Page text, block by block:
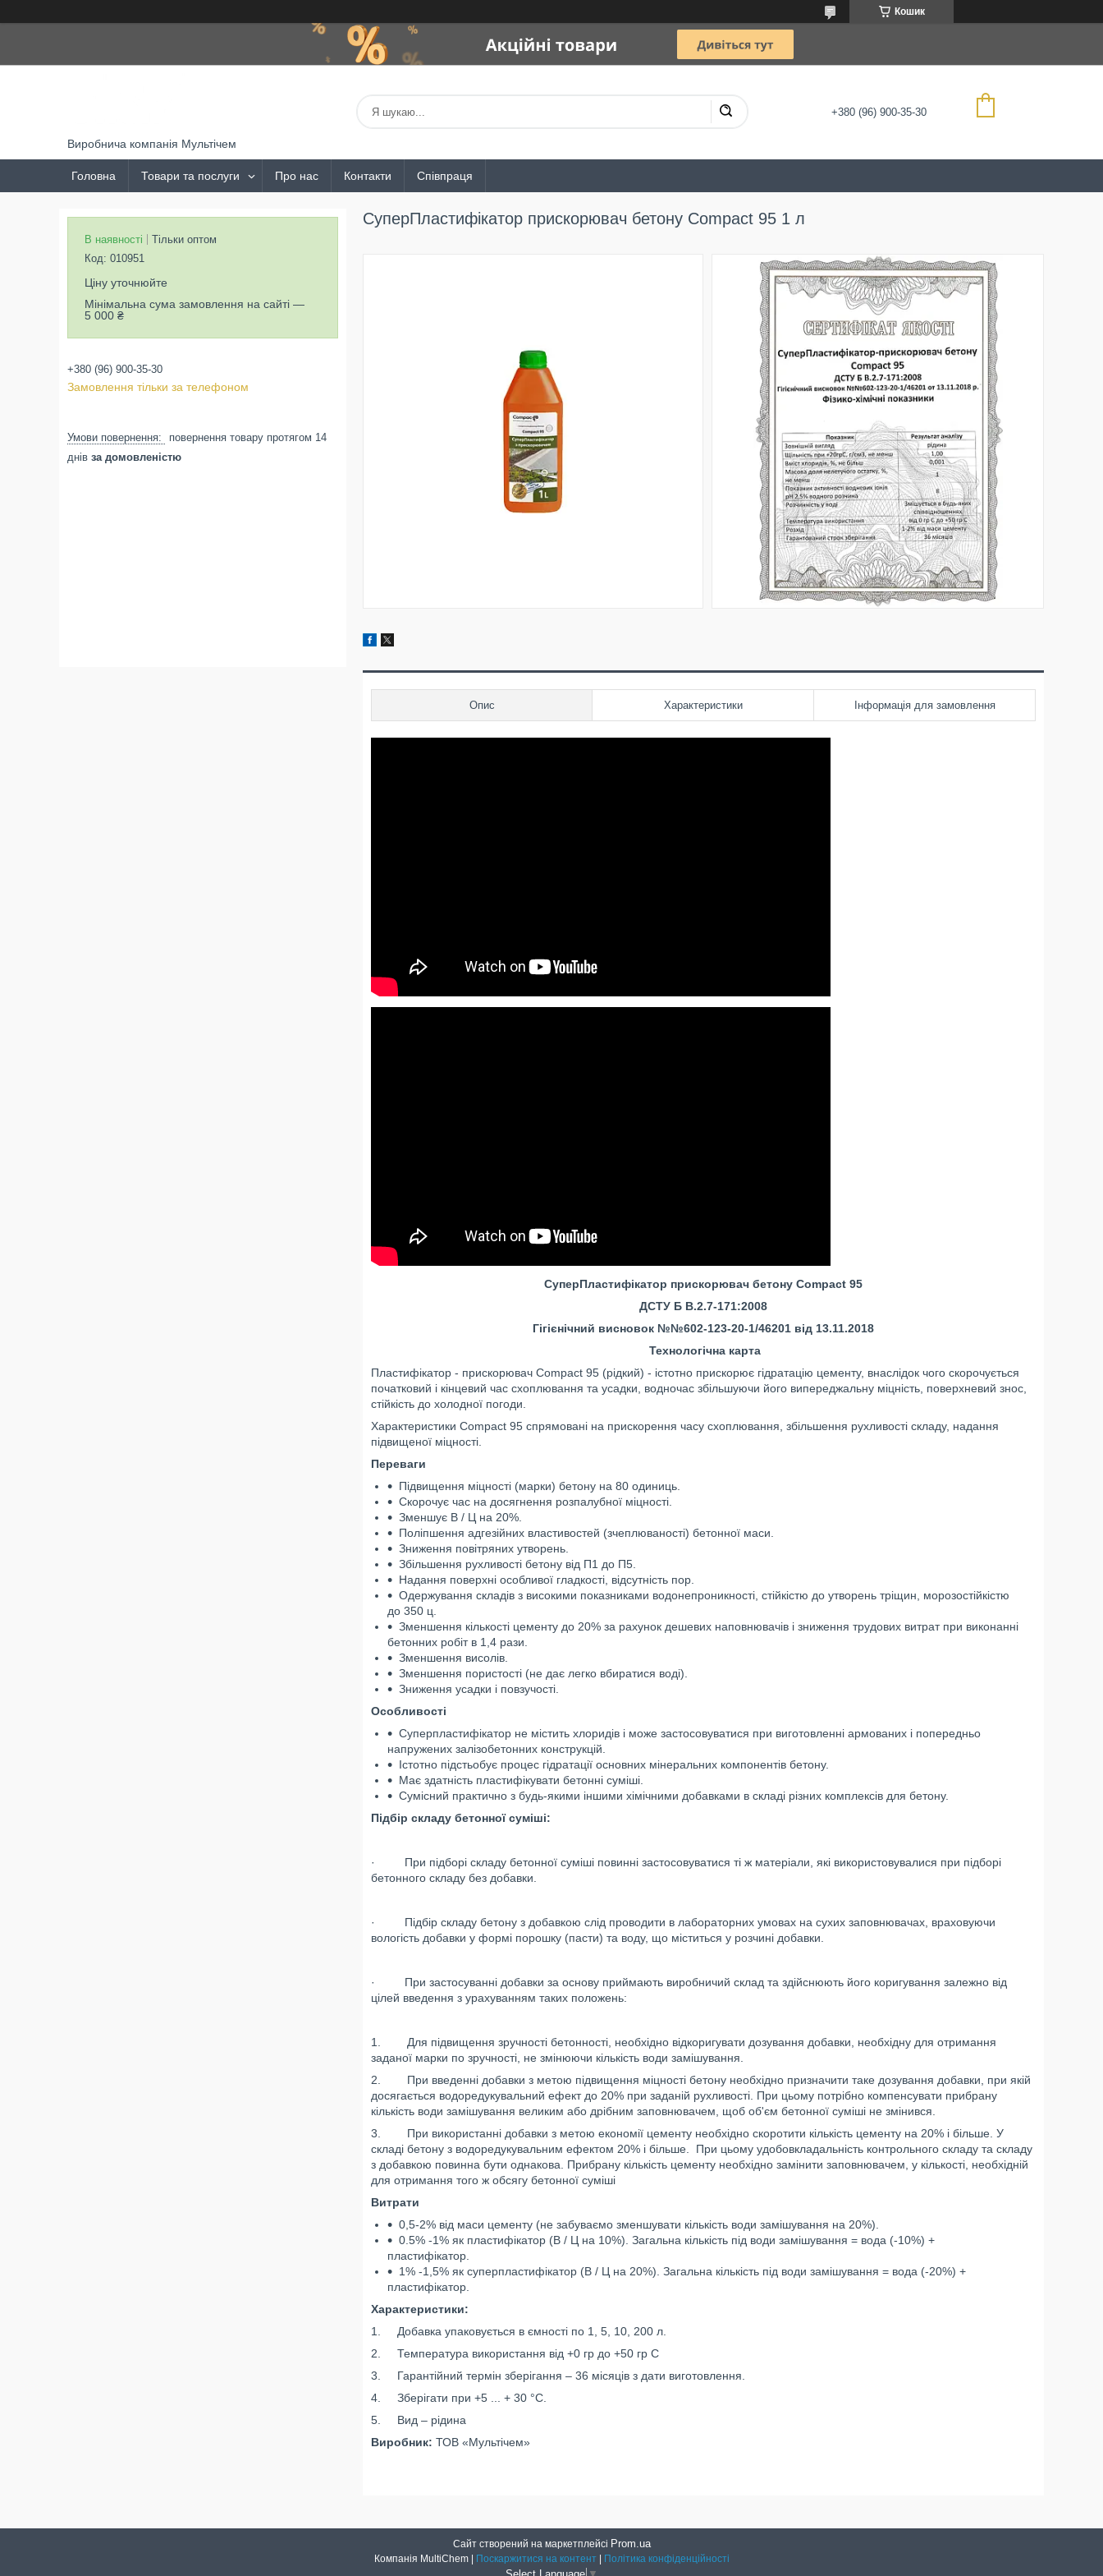
Кошик
Виробнича компанія Мультічем
+380 (96) 900-35-30
Головна Товари та послуги Про нас Контакти Співпраця
СуперПластифікатор прискорювач бетону Compact 95 1 л
Опис Характеристики Інформація для замовлення
СуперПластифікатор прискорювач бетону Compact 95
ДСТУ Б В.2.7-171:2008
Гігієнічний висновок №№602-123-20-1/46201 від 13.11.2018
Технологічна карта
Пластифікатор - прискорювач Compact 95 (рідкий) - істотно прискорює гідратацію цементу, внаслідок чого скорочується
початковий і кінцевий час схоплювання та усадки, водночас збільшуючи його випереджальну міцність, поверхневий знос,
стійкість до холодної погоди.
Характеристики Compact 95 спрямовані на прискорення часу схоплювання, збільшення рухливості складу, надання
підвищеної міцності.
Переваги
Підвищення міцності (марки) бетону на 80 одиниць.
Скорочує час на досягнення розпалубної міцності.
Зменшує В / Ц на 20%.
Поліпшення адгезійних властивостей (зчеплюваності) бетонної маси.
Зниження повітряних утворень.
Збільшення рухливості бетону від П1 до П5.
Надання поверхні особливої гладкості, відсутність пор.
Одержування складів з високими показниками водонепроникності, стійкістю до утворень тріщин, морозостійкістю
до 350 ц.
Зменшення кількості цементу до 20% за рахунок дешевих наповнювачів і зниження трудових витрат при виконанні
бетонних робіт в 1,4 рази.
Зменшення висолів.
Зменшення пористості (не дає легко вбиратися воді).
Зниження усадки і повзучості.
Особливості
Суперпластифікатор не містить хлоридів і може застосовуватися при виготовленні армованих і попередньо
напружених залізобетонних конструкцій.
Істотно підстьобує процес гідратації основних мінеральних компонентів бетону.
Має здатність пластифікувати бетонні суміші.
Сумісний практично з будь-якими іншими хімічними добавками в складі різних комплексів для бетону.
Підбір складу бетонної суміші:
· При підборі складу бетонної суміші повинні застосовуватися ті ж матеріали, які використовувалися при підборі
бетонного складу без добавки.
· Підбір складу бетону з добавкою слід проводити в лабораторних умовах на сухих заповнювачах, враховуючи
вологість добавки у формі порошку (пасти) та воду, що міститься у розчині добавки.
· При застосуванні добавки за основу приймають виробничий склад та здійснюють його коригування залежно від
цілей введення з урахуванням таких положень:
1. Для підвищення зручності бетонності, необхідно відкоригувати дозування добавки, необхідну для отримання
заданої марки по зручності, не змінюючи кількість води замішування.
2. При введенні добавки з метою підвищення міцності бетону необхідно призначити таке дозування добавки, при якій
досягається водоредукувальний ефект до 20% при заданій рухливості. При цьому потрібно компенсувати прибрану
кількість води замішування великим або дрібним заповнювачем, щоб об'єм бетонної суміші не змінився.
3. При використанні добавки з метою економії цементу необхідно скоротити кількість цементу на 20% і більше. У
складі бетону з водоредукувальним ефектом 20% і більше. При цьому удобовкладальність контрольного складу та складу
з добавкою повинна бути однакова. Прибрану кількість цементу необхідно замінити заповнювачем, у кількості, необхідній
для отримання того ж обсягу бетонної суміші
Витрати
0,5-2% від маси цементу (не забуваємо зменшувати кількість води замішування на 20%).
0.5% -1% як пластифікатор (В / Ц на 10%). Загальна кількість під води замішування = вода (-10%) +
пластифікатор.
1% -1,5% як суперпластифікатор (В / Ц на 20%). Загальна кількість під води замішування = вода (-20%) +
пластифікатор.
Характеристики:
1. Добавка упаковується в ємності по 1, 5, 10, 200 л.
2. Температура використання від +0 гр до +50 гр С
3. Гарантійний термін зберігання – 36 місяців з дати виготовлення.
4. Зберігати при +5 ... + 30 °С.
5. Вид – рідина
Виробник: ТОВ «Мультічем»
В наявності
Тільки оптом
Код: 010951
Ціну уточнюйте
Мінімальна сума замовлення на сайті —
5 000 ₴
+380 (96) 900-35-30
Замовлення тільки за телефоном
повернення товару протягом 14
днів за домовленістю
Сайт створений на маркетплейсі Prom.ua
Поскаржитися на контент Політика конфіденційності